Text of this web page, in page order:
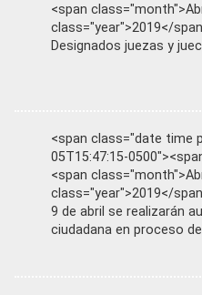
<span
class="year">2019</
Designados juezas y
<span class="date time
05T15:47:15-
<span
class="year">2019</
9 de abril se realizarán
ciudadana en proceso